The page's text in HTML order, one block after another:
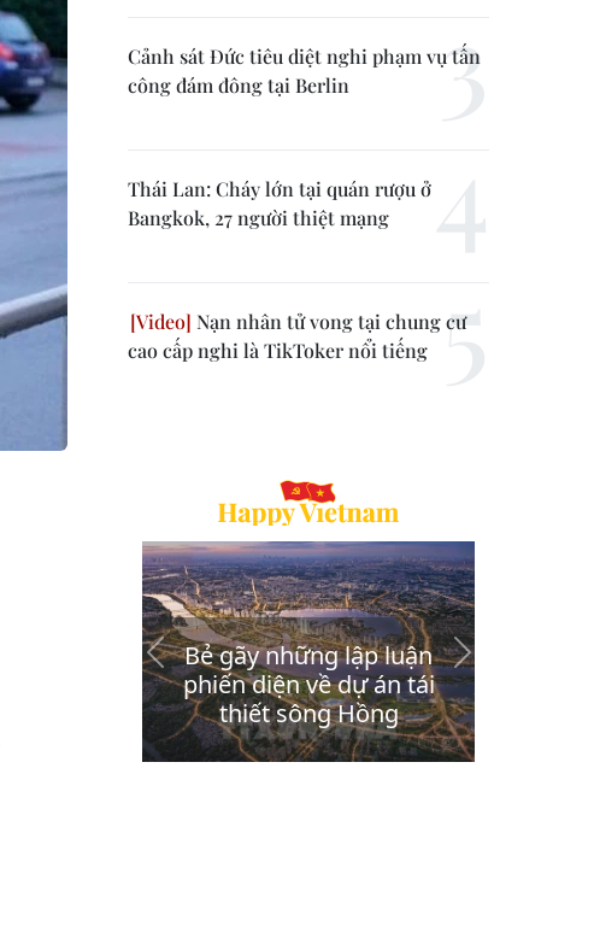
Cảnh sát Đức tiêu diệt nghi phạm vụ tấn
công đám đông tại Berlin
Thái Lan: Cháy lớn tại quán rượu ở
Bangkok, 27 người thiệt mạng
Nạn nhân tử vong tại chung cư
cao cấp nghi là TikToker nổi tiếng